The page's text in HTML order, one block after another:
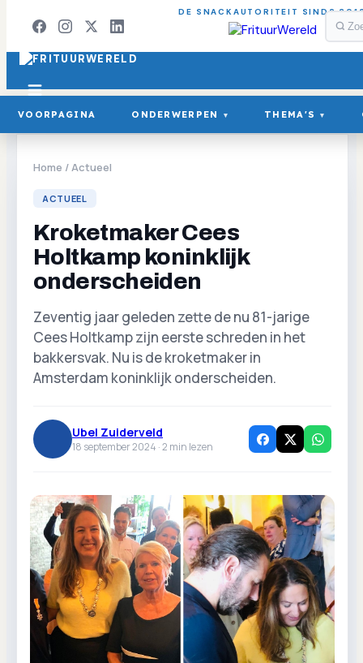
DE SNACKAUTORITEIT SINDS
VOORPAGINA ONDERWERPEN ▾ THEMA'S ▾
Home /Actueel
ACTUEEL
Kroketmaker Cees
Holtkamp koninklijk
onderscheiden
Zeventig jaar geleden zette de nu 81-jarige
Cees Holtkamp zijn eerste schreden in het
bakkersvak. Nu is de kroketmaker in
Amsterdam koninklijk onderscheiden.
Ubel Zuiderveld
18 september 2024 ·2 min lezen